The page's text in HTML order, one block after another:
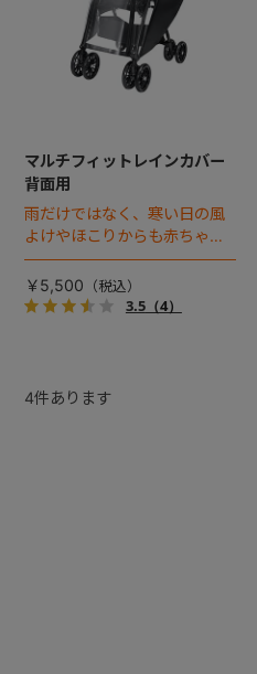
マルチフィットレインカバー
背面用
雨だけではなく、寒い日の風
よけやほこりからも赤ちゃん
を守る！コンビ背面式ベビー
カー専用のレインカバー。
￥5,500
3.5（4）
4件あります